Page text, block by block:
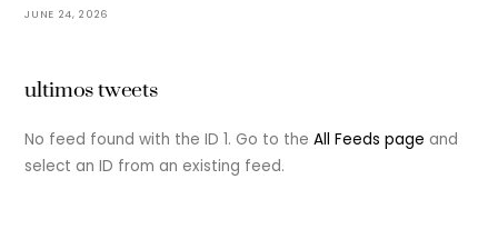
JUNE 24, 2026
ultimos tweets
No feed found with the ID 1. Go to theAll Feeds page and
select an ID from an existing feed.